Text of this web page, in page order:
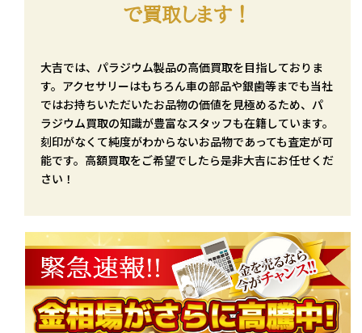
で買取します！
大吉では、パラジウム製品の高価買取を目指しておりま
す。アクセサリーはもちろん車の部品や銀歯等までも当社
ではお持ちいただいたお品物の価値を見極めるため、パ
ラジウム買取の知識が豊富なスタッフも在籍しています。
刻印がなくて純度がわからないお品物であっても査定が可
能です。高額買取をご希望でしたら是非大吉にお任せくだ
さい！